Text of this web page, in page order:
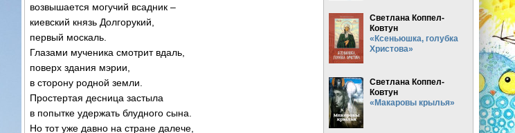
возвышается могучий всадник –
киевский князь Долгорукий,
первый москаль.
Глазами мученика смотрит вдаль,
поверх здания мэрии,
в сторону родной земли.
Простертая десница застыла
в попытке удержать блудного сына.
Но тот уже давно на стране далече,
Светлана Коппел-
Ковтун
«Ксеньюшка, голубка
Христова»
Светлана Коппел-
Ковтун
«Макаровы крылья»